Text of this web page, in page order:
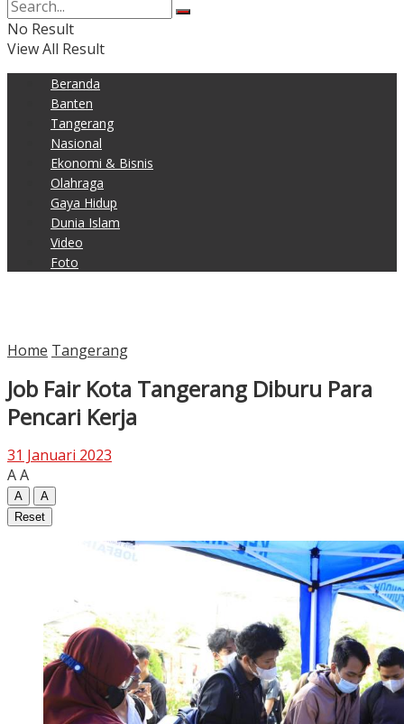
No Result
View All Result
Beranda
Banten
Tangerang
Nasional
Ekonomi & Bisnis
Olahraga
Gaya Hidup
Dunia Islam
Video
Foto
Home Tangerang
Job Fair Kota Tangerang Diburu Para
Pencari Kerja
31 Januari 2023
AA
A
A
Reset